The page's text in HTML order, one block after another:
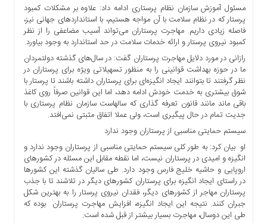
برگه
نمونه
تعرفه
درباره
چند
رسانه
ارتباط
برگه
نمونه
تعرفه
مسئول آموزش سازمان نظام پرستاری ادامه داد: علاوه بر مشکلات کمبود
پرستار که در نظام سلامت با آن مواجه هستیم، با استاندارد‌های جهانی نیز،
فاصله زیادی داریم. مهاجرت پرستاران می‌تواند آسیب مضاعفی را از نظر
کمبود نیروی پرستار و ارائه خدمات سلامت در حد استاندارد به وجود بیاورد.
رازانی در مورد دلایل مهاجرت پرستاران گفت: در سال‌های گذشته دولتمردان
ما در حوزه بهداشت قوانینی را به منظور تسهیلاتی ویژه برای پرستاران در
نظر گرفتند تا بتوانند ایجاد انگیزه‌ای برای پرستاران داشته باشند تا پرستار با
شوق بیشتری به خدمت خودش ادامه دهد، اما این قوانین صرفاً روی کاغذ
باقی ماند مانند قانون تعرفه گذاری که سالهاست سازمان نظام پرستاری با
جدیت تمام در حال پیگیری است، ولی عملا اتفاق مثبتی نمی‌افتد.
سیستم حمایتی مناسبی از پرستاران وجود ندارد
او بیان کرد: به طور کلی سیستم حمایتی مناسبی از پرستاران وجود ندارد و
انگیزه و امیدی در پرستاران نیست، اما نقطه مقابل این مسئله در کشور‌های
اروپایی و حاشیه خلیج فارس وجود دارد. طی سالیان گذشته این کشور‌ها
در راستای ایجاد انگیزه برای پرستاران کشور‌های دیگر در تلاشند تا با جذب
پرستاران مهاجر از کشور‌های دیگر، فقدان نیروی پرستار را به بهترین شکل
جبران کنند. نتیجه این ایجاد انگیزه، افزایش مهاجرت پرستاران بوده که
طی این دوسال، مهاجرت بسیار بیشتر از قبل شده است.